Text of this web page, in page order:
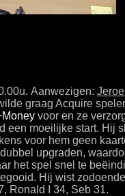
Aanwezigen:
graag Acquire
voor en ze
een moeilijke start. Hij
voor hem geen
upgraden,
het spel snel te
Hij wist
Ronald I 34, Seb 31.